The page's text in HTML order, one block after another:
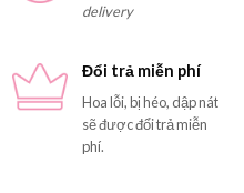
delivery
Đổi trả miễn phí
Hoa lỗi, bị héo, dập nát
sẽ được đổi trả miễn
phí.